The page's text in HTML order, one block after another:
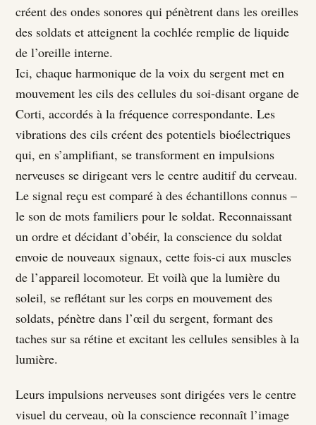
créent des ondes sonores qui pénètrent dans les oreilles
des soldats et atteignent la cochlée remplie de liquide
de l’oreille interne.
Ici, chaque harmonique de la voix du sergent met en
mouvement les cils des cellules du soi-disant organe de
Corti, accordés à la fréquence correspondante. Les
vibrations des cils créent des potentiels bioélectriques
qui, en s’amplifiant, se transforment en impulsions
nerveuses se dirigeant vers le centre auditif du cerveau.
Le signal reçu est comparé à des échantillons connus –
le son de mots familiers pour le soldat. Reconnaissant
un ordre et décidant d’obéir, la conscience du soldat
envoie de nouveaux signaux, cette fois-ci aux muscles
de l’appareil locomoteur. Et voilà que la lumière du
soleil, se reflétant sur les corps en mouvement des
soldats, pénètre dans l’œil du sergent, formant des
taches sur sa rétine et excitant les cellules sensibles à la
lumière.
Leurs impulsions nerveuses sont dirigées vers le centre
visuel du cerveau, où la conscience reconnaît l’image